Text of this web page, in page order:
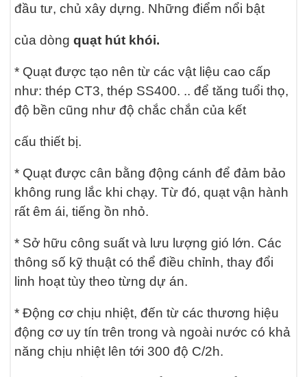
đầu tư, chủ xây dựng. Những điểm nổi bật
của dòngquạt hút khói.
* Quạt được tạo nên từ các vật liệu cao cấp
như: thép CT3, thép SS400. .. để tăng tuổi thọ,
độ bền cũng như độ chắc chắn của kết
cấu thiết bị.
* Quạt được cân bằng động cánh để đảm bảo
không rung lắc khi chạy. Từ đó, quạt vận hành
rất êm ái, tiếng ồn nhỏ.
* Sở hữu công suất và lưu lượng gió lớn. Các
thông số kỹ thuật có thể điều chỉnh, thay đổi
linh hoạt tùy theo từng dự án.
* Động cơ chịu nhiệt, đến từ các thương hiệu
động cơ uy tín trên trong và ngoài nước có khả
năng chịu nhiệt lên tới 300 độ C/2h.